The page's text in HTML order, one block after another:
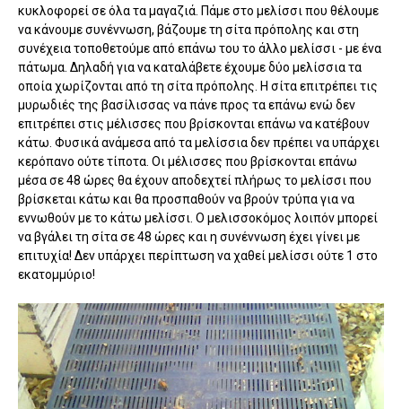
κυκλοφορεί σε όλα τα μαγαζιά. Πάμε στο μελίσσι που θέλουμε
να κάνουμε συνέννωση, βάζουμε τη σίτα πρόπολης και στη
συνέχεια τοποθετούμε από επάνω του το άλλο μελίσσι - με ένα
πάτωμα. Δηλαδή για να καταλάβετε έχουμε δύο μελίσσια τα
οποία χωρίζονται από τη σίτα πρόπολης. Η σίτα επιτρέπει τις
μυρωδιές της βασίλισσας να πάνε προς τα επάνω ενώ δεν
επιτρέπει στις μέλισσες που βρίσκονται επάνω να κατέβουν
κάτω. Φυσικά ανάμεσα από τα μελίσσια δεν πρέπει να υπάρχει
κερόπανο ούτε τίποτα. Οι μέλισσες που βρίσκονται επάνω
μέσα σε 48 ώρες θα έχουν αποδεχτεί πλήρως το μελίσσι που
βρίσκεται κάτω και θα προσπαθούν να βρούν τρύπα για να
εννωθούν με το κάτω μελίσσι. Ο μελισσοκόμος λοιπόν μπορεί
να βγάλει τη σίτα σε 48 ώρες και η συνέννωση έχει γίνει με
επιτυχία! Δεν υπάρχει περίπτωση να χαθεί μελίσσι ούτε 1 στο
εκατομμύριο!